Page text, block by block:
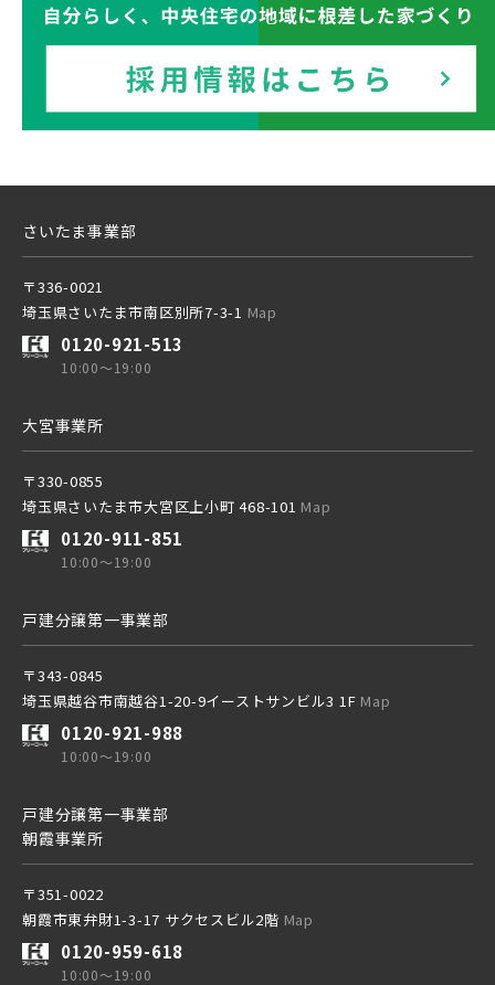
その他鉄道
東京メトロ有楽町線
東京メトロ千代田線
埼玉高速鉄道
東京メトロ東西線
都営新宿線
つくばエクスプレス
東京メトロ副都心線
さいたま事業部
〒336-0021
埼玉県さいたま市南区別所7-3-1 Map
0120-921-513
10:00～19:00
大宮事業所
〒330-0855
埼玉県さいたま市大宮区上小町 468-101 Map
0120-911-851
10:00～19:00
戸建分譲第一事業部
〒343-0845
埼玉県越谷市南越谷1-20-9イーストサンビル3 1F Map
0120-921-988
10:00～19:00
戸建分譲第一事業部
朝霞事業所
〒351-0022
朝霞市東弁財1-3-17 サクセスビル2階 Map
0120-959-618
10:00～19:00